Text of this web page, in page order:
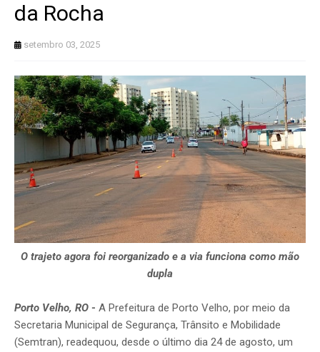
da Rocha
setembro 03, 2025
O trajeto agora foi reorganizado e a via funciona como mão
dupla
Porto Velho, RO - A Prefeitura de Porto Velho, por meio da
Secretaria Municipal de Segurança, Trânsito e Mobilidade
(Semtran), readequou, desde o último dia 24 de agosto, um